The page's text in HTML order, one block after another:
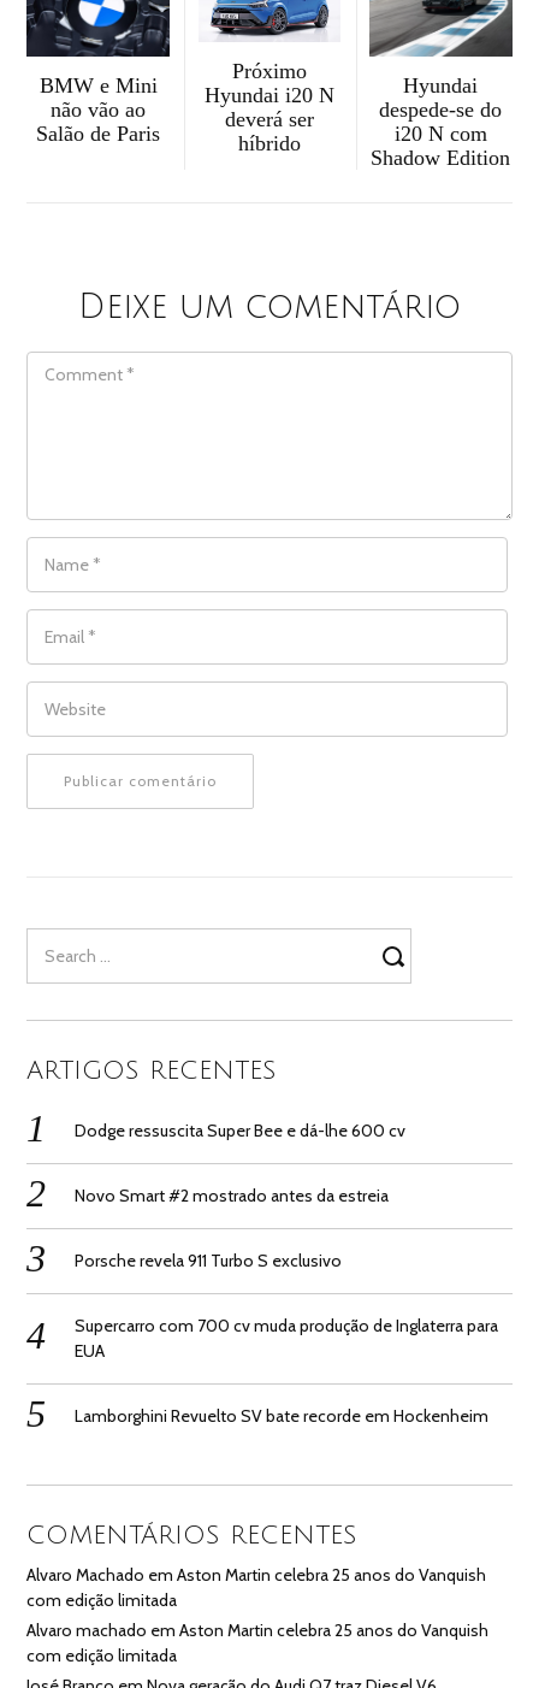
BMW e Mini
não vão ao
Salão de Paris
Próximo
Hyundai i20 N
deverá ser
híbrido
Hyundai
despede-se do
i20 N com
Shadow Edition
Deixe um comentário
COMMENT
NAME
EMAIL
WEBSITE
for:
ARTIGOS RECENTES
Dodge ressuscita Super Bee e dá-lhe 600 cv
Novo Smart #2 mostrado antes da estreia
Porsche revela 911 Turbo S exclusivo
Supercarro com 700 cv muda produção de Inglaterra para
EUA
Lamborghini Revuelto SV bate recorde em Hockenheim
COMENTÁRIOS RECENTES
Alvaro Machado emAston Martin celebra 25 anos do Vanquish
com edição limitada
Alvaro machado emAston Martin celebra 25 anos do Vanquish
com edição limitada